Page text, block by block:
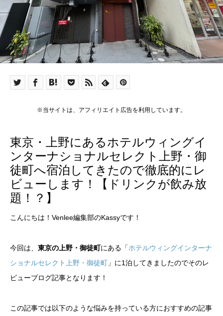
※当サイトは、アフィリエイト広告を利用しています。
東京・上野にあるホテルウィングイ
ンターナショナルセレクト上野・御
徒町へ宿泊してきたので徹底的にレ
ビューします！【ドリンクが飲み放
題！？】
こんにちは！Venlee編集部のKassyです！
今回は、 東京の上野・御徒町にある「ホテルウィングインターナ
ショナルセレクト上野・御徒町 」に1泊してきましたのでそのレ
ビューブログ記事となります！
この記事では以下のような悩みを持っている方におすすめの記事